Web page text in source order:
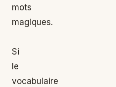
mots
magiques.
Si
le
vocabulaire